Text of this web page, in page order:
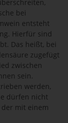
bei
entsteht
Hierfür sind
Das heißt, bei
zugefügt
zwischen
sein.
werden,
dürfen nicht
der mit einem